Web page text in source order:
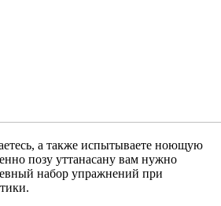
а также испытываете ноющую
позу уттанасану вам нужно
набор упражнений при